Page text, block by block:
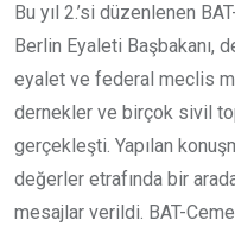
Bu yıl 2.’si düzenlenen
Berlin Eyaleti Başbakanı,
eyalet ve federal meclis
dernekler ve birçok sivil
gerçekleşti. Yapılan
değerler etrafında bir
mesajlar verildi. BAT-